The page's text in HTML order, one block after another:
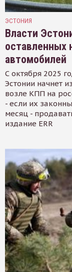
ЭСТОНИЯ
Власти
оставленных
автомобилей
С октября 2025
Эстонии начнет
возле КПП на
- если их
месяц -
издание ERR